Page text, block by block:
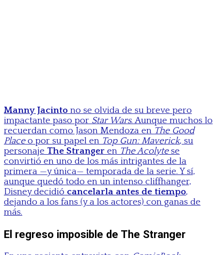
Manny Jacinto no se olvida de su breve pero
impactante paso por Star Wars. Aunque muchos lo
recuerdan como Jason Mendoza en The Good
Placeo por su papel en Top Gun: Maverick, su
personaje The Stranger en The Acolytese
convirtió en uno de los más intrigantes de la
primera —y única— temporada de la serie. Y sí,
aunque quedó todo en un intenso cliffhanger,
Disney decidió cancelarla antes de tiempo,
dejando a los fans (y a los actores) con ganas de
más.
El regreso imposible de The Stranger